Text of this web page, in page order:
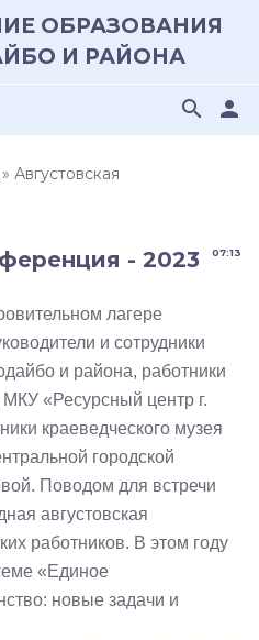
ОБРАЗОВАНИЯ
И РАЙОНА
person
search
» Августовская
07:13
- 2023
лагере
и сотрудники
и района, работники
«Ресурсный центр г.
краеведческого музея
городской
Поводом для встречи
августовская
работников. В этом году
«Единое
новые задачи и